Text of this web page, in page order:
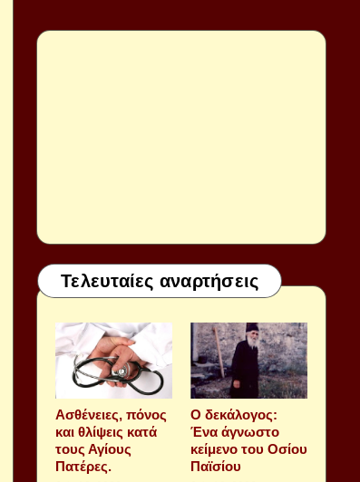
Τελευταίες αναρτήσεις
Aσθένειες, πόνος
και θλίψεις κατά
τους Αγίους
Πατέρες.
Ο δεκάλογος:
Ένα άγνωστο
κείμενο του Οσίου
Παϊσίου